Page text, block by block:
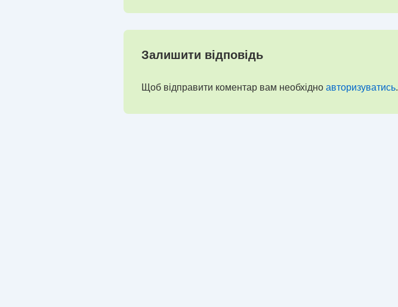
Залишити відповідь
Щоб відправити коментар вам необхідно авторизуватись.